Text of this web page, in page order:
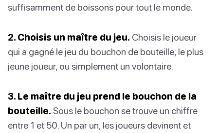
suffisamment de boissons pour tout le monde.
2. Choisis un maître du jeu. Choisis le joueur
qui a gagné le jeu du bouchon de bouteille, le plus
jeune joueur, ou simplement un volontaire.
3. Le maître du jeu prend le bouchon de la
bouteille. Sous le bouchon se trouve un chiffre
entre 1 et 50. Un par un, les joueurs devinent et